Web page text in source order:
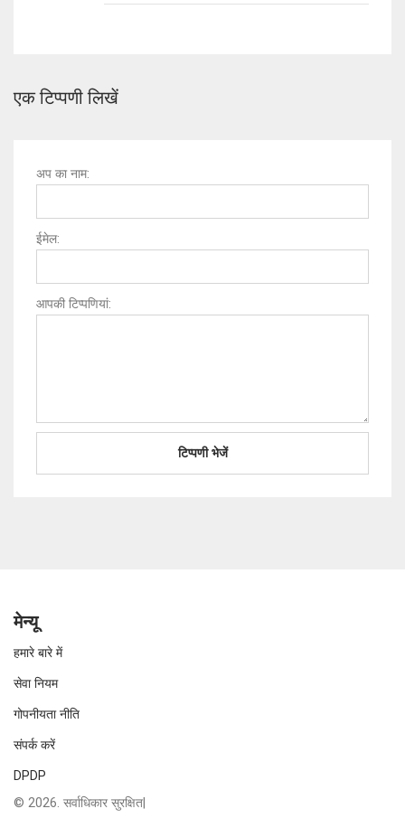
एक टिप्पणी लिखें
अप का नाम:
ईमेल:
आपकी टिप्पणियां:
मेन्यू
हमारे बारे में
सेवा नियम
गोपनीयता नीति
संपर्क करें
DPDP
© 2026. सर्वाधिकार सुरक्षित|